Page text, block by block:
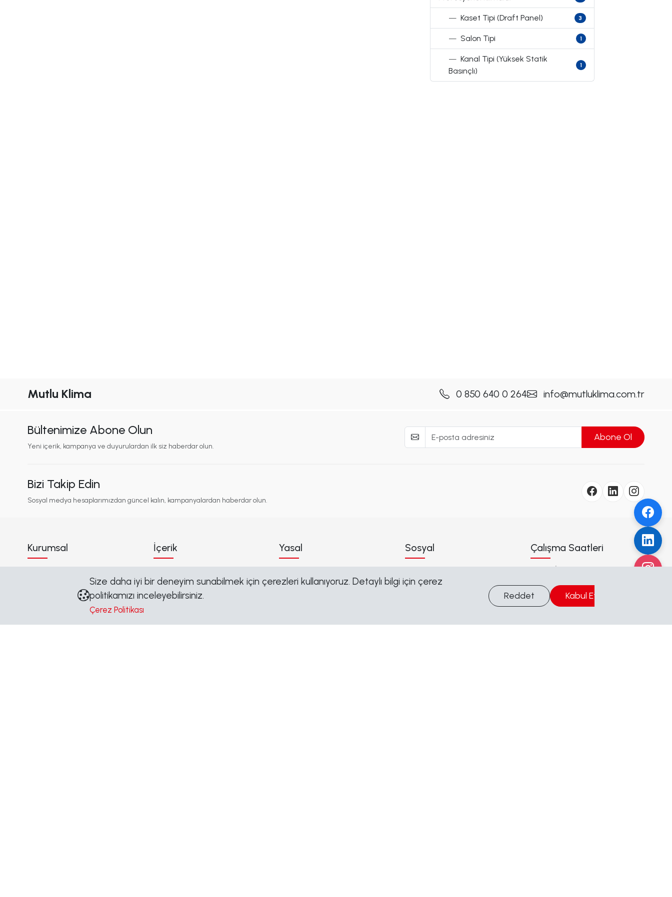
— Kaset Tipi (Draft Panel) 3
— Salon Tipi 1
— Kanal Tipi (Yüksek Statik
Basınçlı)
1
Mutlu Klima 0 850 640 0 264 info@mutluklima.com.tr
Bültenimize Abone Olun
Yeni içerik, kampanya ve duyurulardan ilk siz haberdar olun.
Abone Ol
Bizi Takip Edin
Sosyal medya hesaplarımızdan güncel kalın, kampanyalardan haberdar olun.
Kurumsal
Marka Yönergeleri
S.S.S
İçerik
Haberler
Etiketler
Yasal
Gizlilik Politikası
KVKK
Sosyal
Linkedin
Çalışma Saatleri
Cumartesi
09:00 - 17:00
Pazar
Adres
Size daha iyi bir deneyim sunabilmek için çerezleri kullanıyoruz. Detaylı bilgi için çerez
politikamızı inceleyebilirsiniz.
Çerez Politikası
Reddet Kabul Et